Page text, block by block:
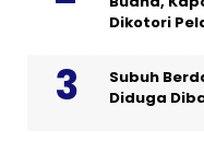
Dikotori
Subuh
Diduga